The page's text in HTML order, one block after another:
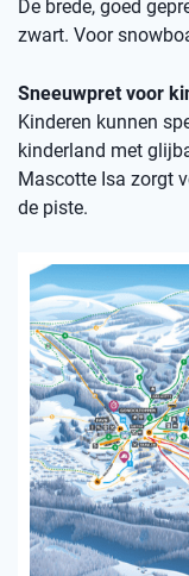
De brede, goed
zwart. Voor
Sneeuwpret voor
Kinderen kunnen
kinderland met
Mascotte Isa zorgt
de piste.